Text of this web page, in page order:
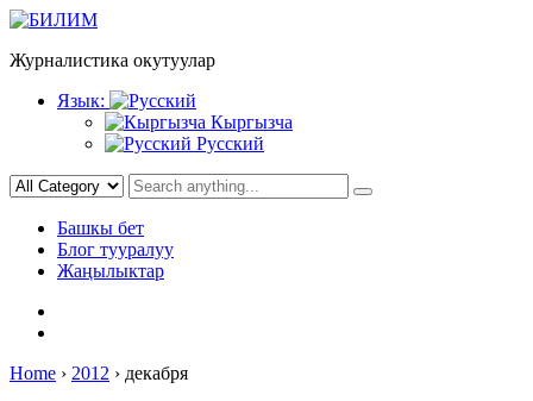
Skip
content
Журналистика окутуулар
Язык:
Кыргызча
Русский
Башкы бет
Блог тууралуу
Жаңылыктар
Home › 2012 › декабря